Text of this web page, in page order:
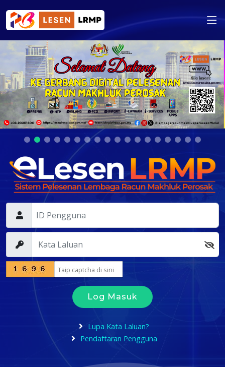
Log Masuk
Lupa Kata Laluan?
Pendaftaran Pengguna